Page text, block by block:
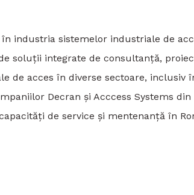
industria sistemelor industriale de
soluții integrate de consultanță,
de acces în diverse sectoare, inclusiv
Decran și Acccess Systems
de service și mentenanță în